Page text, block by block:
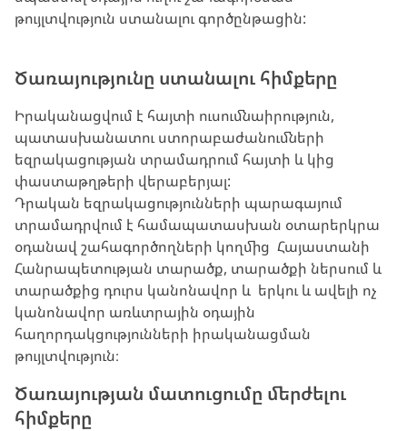
թույլտվություն ստանալու գործընթացին:
Ծառայությունը ստանալու հիմքերը
Իրականացվում է հայտի ուսումնաիրություն,
պատասխանատու ստորաբաժանումների
եզրակացության տրամադրում հայտի և կից
փաստաթղթերի վերաբերյալ:
Դրական եզրակացությունների պարագայում
տրամադրվում է համապատասխան օտարերկրա
օդանավ շահագործողների կողմից Հայաստանի
Հանրապետության տարածք, տարածքի ներսում և
տարածքից դուրս կանոնավոր և երկու և ավելի ոչ
կանոնավոր առևտրային օդային
հաղորդակցությունների իրականացման
թույլտվություն։
Ծառայության մատուցումը մերժելու
հիմքերը